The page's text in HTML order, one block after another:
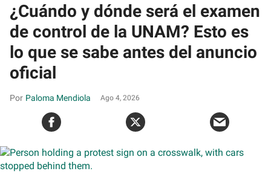
¿Cuándo y dónde será el examen
de control de la UNAM? Esto es
lo que se sabe antes del anuncio
oficial
Paloma Mendiola Ago 4, 2026